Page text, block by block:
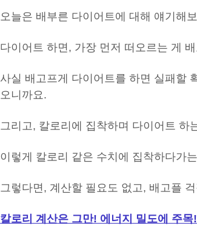
오늘은 배부른 다이어트에 대해 얘기해
다이어트 하면, 가장 먼저 떠오르는 게
사실 배고프게 다이어트를 하면 실패할
오니까요.
그리고, 칼로리에 집착하며 다이어트 하
이렇게 칼로리 같은 수치에 집착하다가
그렇다면, 계산할 필요도 없고, 배고플
칼로리 계산은 그만! 에너지 밀도에 주목!